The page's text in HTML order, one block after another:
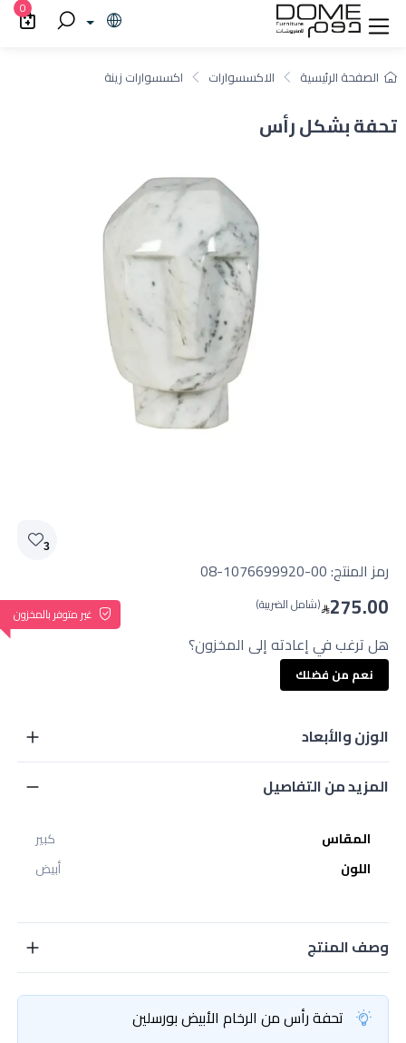
0
الصفحة الرئيسية الاكسسوارات اكسسوارات زينة
تحفة بشكل رأس
3
رمز المنتج:08-1076699920-00
غير متوفر بالمخزون 275.00 (شامل الضريبة)
هل ترغب في إعادته إلى المخزون؟
نعم من فضلك
الوزن والأبعاد
المزيد من التفاصيل
المقاس
كبير
اللون
أبيض
وصف المنتج
تحفة رأس من الرخام الأبيض بورسلين